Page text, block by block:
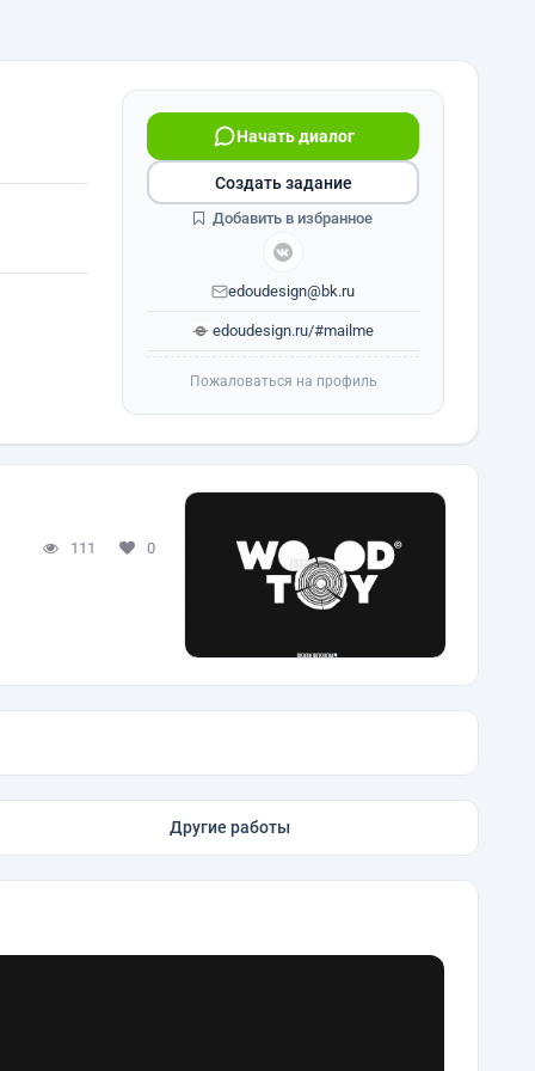
Начать диалог
edoudesign@bk.ru
edoudesign.ru/#mailme
Создать задание
Добавить в избранное
Пожаловаться на профиль
111 0
Другие работы